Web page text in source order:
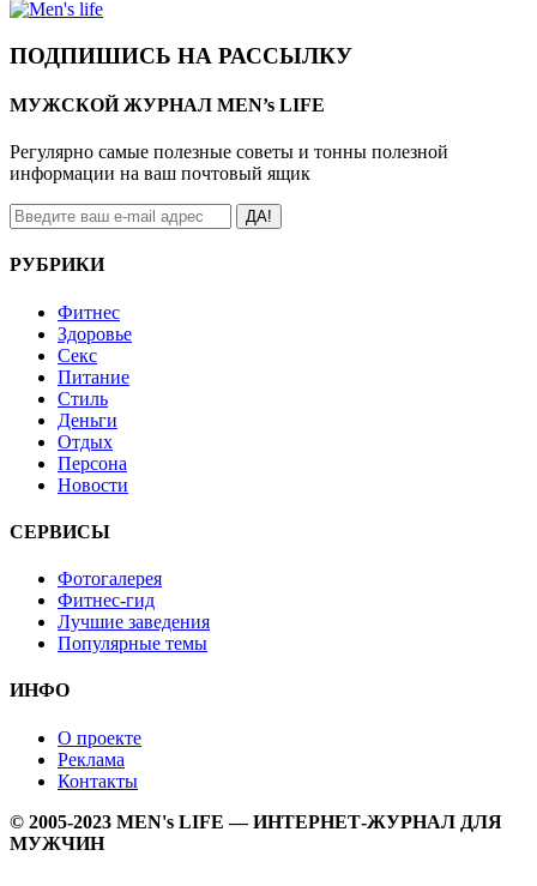
ПОДПИШИСЬ НА РАССЫЛКУ
МУЖСКОЙ ЖУРНАЛ MEN’s LIFE
Регулярно самые полезные советы и тонны полезной
информации на ваш почтовый ящик
ДА!
РУБРИКИ
Фитнес
Здоровье
Секс
Питание
Стиль
Деньги
Отдых
Персона
Новости
СЕРВИСЫ
Фотогалерея
Фитнес-гид
Лучшие заведения
Популярные темы
ИНФО
О проекте
Реклама
Контакты
© 2005-2023 MEN's LIFE — ИНТЕРНЕТ-ЖУРНАЛ ДЛЯ
МУЖЧИН